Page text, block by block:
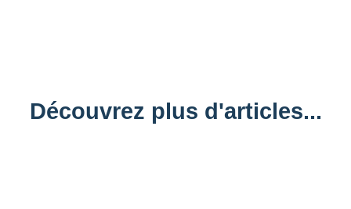
Découvrez plus d'articles...